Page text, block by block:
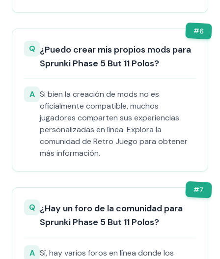
#6
Q ¿Puedo crear mis propios mods para
Sprunki Phase 5 But 11 Polos?
A Si bien la creación de mods no es
oficialmente compatible, muchos
jugadores comparten sus experiencias
personalizadas en línea. Explora la
comunidad de Retro Juego para obtener
más información.
#7
Q ¿Hay un foro de la comunidad para
Sprunki Phase 5 But 11 Polos?
A Sí, hay varios foros en línea donde los